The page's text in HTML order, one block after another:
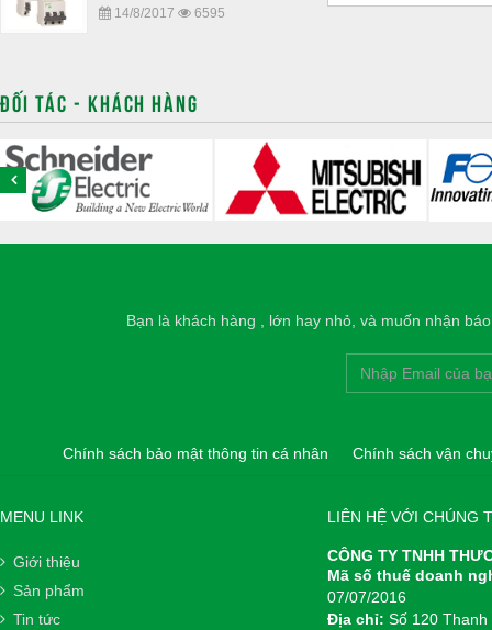
14/8/2017 6595
ĐỐI TÁC - KHÁCH HÀNG
Bạn là khách hàng , lớn hay nhỏ, và muốn nhận
Chính sách bảo mật thông tin cá nhân Chính sách vận
MENU LINK
Giới thiệu
Sản phẩm
Tin tức
LIÊN HỆ VỚI CHÚNG
CÔNG TY TNHH
Mã số thuế doanh
07/07/2016
Địa chỉ: Số 120